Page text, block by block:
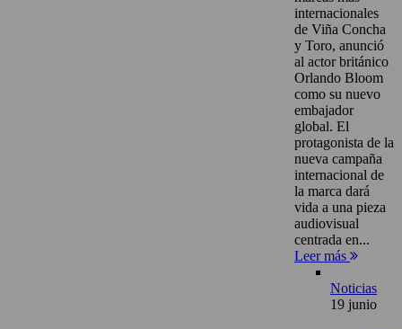
internacionales
de Viña Concha
y Toro, anunció
al actor británico
Orlando Bloom
como su nuevo
embajador
global. El
protagonista de la
nueva campaña
internacional de
la marca dará
vida a una pieza
audiovisual
centrada en...
Leer más
Noticias
19 junio